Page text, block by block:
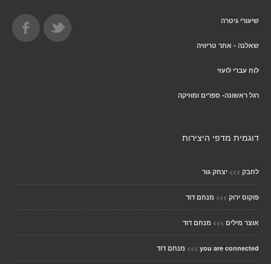
שיעורי גיטרה
שאלנה - אתר טריוויה
לוח עברי לועזי
רגל ראשונה- ספרים ומוזיקה
דוגמית מדפי היצירות
לחבק >>> יצחק גור
פוקוס ירוק >>> מנחם דוד
אוצר מילים >>> מנחם דוד
you are connected
>>> מנחם דוד